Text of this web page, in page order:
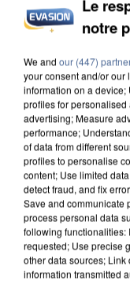
INCENDIES :
DE SOLIDARITÉ
Le
notre
We and our (447)
your consent and/or our
information on a device;
profiles for
advertising; Measure
performance;
of data from different
profiles to personalise
content; Use limited
detect fraud, and fix
Save and communicate
process personal data
following functionalities:
requested; Use precise
other data sources;
information transmitted